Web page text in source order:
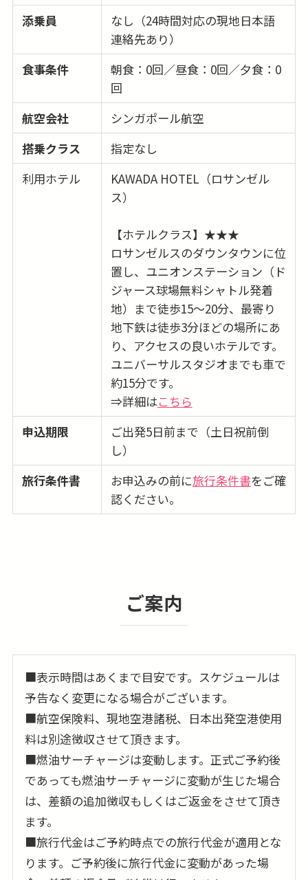
添乗員
なし（24時間対応の現地日本語
連絡先あり）
食事条件
朝食：0回／昼食：0回／夕食：0
回
航空会社
シンガポール航空
搭乗クラス
指定なし
利用ホテル
KAWADA HOTEL（ロサンゼル
ス）
【ホテルクラス】★★★
ロサンゼルスのダウンタウンに位
置し、ユニオンステーション（ド
ジャース球場無料シャトル発着
地）まで徒歩15〜20分、最寄り
地下鉄は徒歩3分ほどの場所にあ
り、アクセスの良いホテルです。
ユニバーサルスタジオまでも車で
約15分です。
⇒詳細はこちら
申込期限
ご出発5日前まで（土日祝前倒
し）
旅行条件書
お申込みの前に旅行条件書をご確
認ください。
ご案内
■表示時間はあくまで目安です。スケジュールは
予告なく変更になる場合がございます。
■航空保険料、現地空港諸税、日本出発空港使用
料は別途徴収させて頂きます。
■燃油サーチャージは変動します。正式ご予約後
であっても燃油サーチャージに変動が生じた場合
は、差額の追加徴収もしくはご返金をさせて頂き
ます。
■旅行代金はご予約時点での旅行代金が適用とな
ります。ご予約後に旅行代金に変動があった場